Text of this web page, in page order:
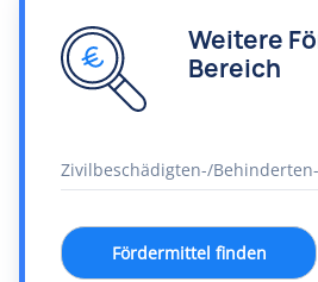
Weitere
Bereich
Fördermittel finden